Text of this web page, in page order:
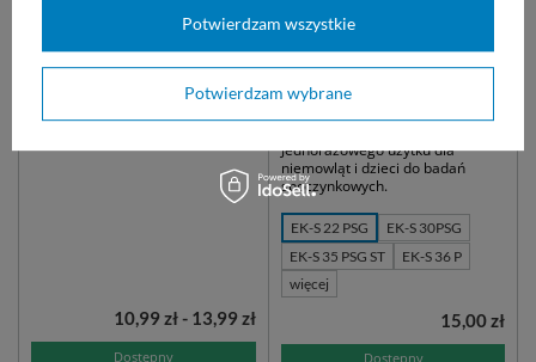
niebieskie (100 szt.)
Dostępny
10,99 zł - 13,99 zł
Elektroda do EKG dla dzieci
Jednorazowego użytku dla
niemowląt i dzieci do badań
spoczynkowych.
EK-S 22 PSG
EK-S 30PSG
EK-S 35 PSG ST
EK-S 36 P
więcej
Dostępny
15,00 zł
Potwierdzam wybrane
Potwierdzam wszystkie